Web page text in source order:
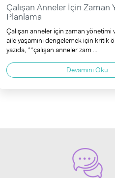
Çalışan Anneler İçin Zaman
Planlama
Çalışan anneler için zaman yönetimi
aile yaşamını dengelemek için kritik
yazıda, **çalışan anneler zam ...
Devamını Oku